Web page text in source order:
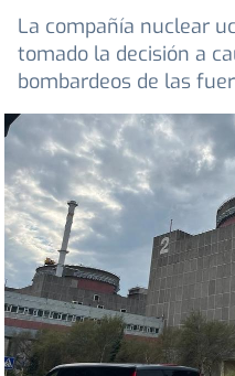
La compañía nuclear
tomado la decisión a
bombardeos de las